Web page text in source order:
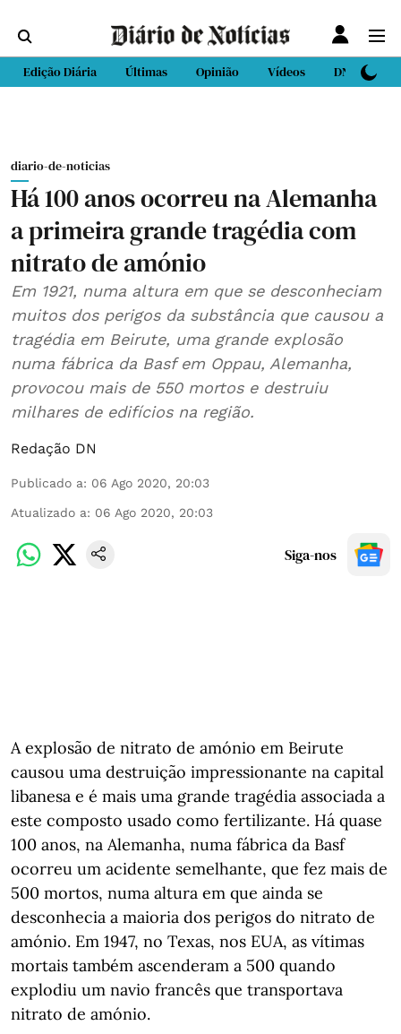
Edição Diária Últimas Opinião Vídeos DN Sport
diario-de-noticias
Há 100 anos ocorreu na Alemanha
a primeira grande tragédia com
nitrato de amónio
Em 1921, numa altura em que se desconheciam
muitos dos perigos da substância que causou a
tragédia em Beirute, uma grande explosão
numa fábrica da Basf em Oppau, Alemanha,
provocou mais de 550 mortos e destruiu
milhares de edifícios na região.
Redação DN
Publicado a: 06 Ago 2020, 20:03
Atualizado a: 06 Ago 2020, 20:03
Siga-nos
A explosão de nitrato de amónio em Beirute
causou uma destruição impressionante na capital
libanesa e é mais uma grande tragédia associada a
este composto usado como fertilizante. Há quase
100 anos, na Alemanha, numa fábrica da Basf
ocorreu um acidente semelhante, que fez mais de
500 mortos, numa altura em que ainda se
desconhecia a maioria dos perigos do nitrato de
amónio. Em 1947, no Texas, nos EUA, as vítimas
mortais também ascenderam a 500 quando
explodiu um navio francês que transportava
nitrato de amónio.